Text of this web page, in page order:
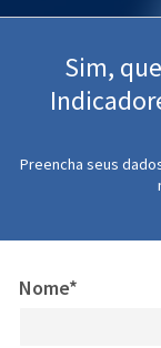
Sim,
Preencha seus
Nome*